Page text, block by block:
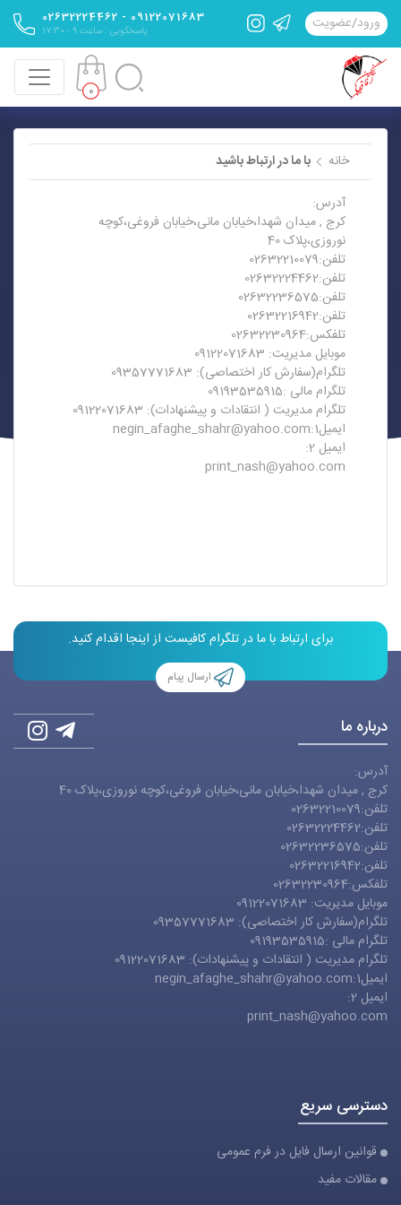
ورود/عضویت 09122071683 - 02632224462
پاسخگویی : ساعت 9 - 17:30
0
خانه
با ما در ارتباط باشید
آدرس:
کرج , میدان شهدا،خیابان مانی،خیابان فروغی،کوچه
نوروزی،پلاک 40
تلفن:02632210079
تلفن:02632224462
تلفن:02632236575
تلفن:02632216942
تلفکس:02632230964
موبایل مدیریت: 09122071683
تلگرام(سفارش کار اختصاصی): 09357771683
تلگرام مالی :09193535915
تلگرام مدیریت ( انتقادات و پیشنهادات): 09122071683
ایمیل1: negin_afaghe_shahr@yahoo.com
ایمیل 2:
print_nash@yahoo.com
برای ارتباط با ما در تلگرام کافیست از اینجا اقدام کنید.
ارسال پیام
درباره ما
آدرس:
کرج , میدان شهدا،خیابان مانی،خیابان فروغی،کوچه نوروزی،پلاک 40
تلفن:02632210079
تلفن:02632224462
تلفن:02632236575
تلفن:02632216942
تلفکس:02632230964
موبایل مدیریت: 09122071683
تلگرام(سفارش کار اختصاصی): 09357771683
تلگرام مالی :09193535915
تلگرام مدیریت ( انتقادات و پیشنهادات): 09122071683
ایمیل1: negin_afaghe_shahr@yahoo.com
ایمیل 2:
print_nash@yahoo.com
دسترسی سریع
قوانین ارسال فایل در فرم عمومی
مقالات مفید